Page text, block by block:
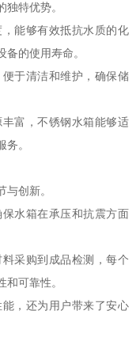
特优势。
能够有效抵抗水质的化
的使用寿命。
于清洁和维护，确保储
富，不锈钢水箱能够适
。
创新。
水箱在承压和抗震方面
采购到成品检测，每个
可靠性。
，还为用户带来了安心